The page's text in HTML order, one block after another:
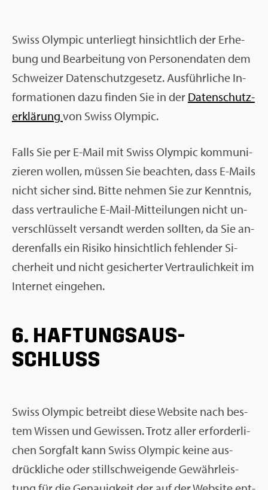
Swiss Olym­pic un­ter­liegt hin­sicht­lich der Er­he­
bung und Be­ar­bei­tung von Per­so­nen­da­ten dem
Schwei­zer Da­ten­schutz­ge­setz. Aus­führ­li­che In­
for­ma­tio­nen dazu fin­den Sie in der Da­ten­schut­z­
er­klä­rung von Swiss Olym­pic.
Falls Sie per E-Mail mit Swiss Olym­pic kom­mu­ni­
zie­ren wol­len, müs­sen Sie be­ach­ten, dass E-Mails
nicht si­cher sind. Bitte neh­men Sie zur Kennt­nis,
dass ver­trau­li­che E-Mail-Mit­tei­lun­gen nicht un­
ver­schlüs­selt ver­sandt wer­den soll­ten, da Sie an­
de­ren­falls ein Ri­si­ko hin­sicht­lich feh­len­der Si­
cher­heit und nicht ge­si­cher­ter Ver­trau­lich­keit im
In­ter­net ein­ge­hen.
6. HAF­TUNGS­AUS­
SCHLUSS
Swiss Olym­pic be­treibt diese Web­site nach bes­
tem Wis­sen und Ge­wis­sen. Trotz aller er­for­der­li­
chen Sorg­falt kann Swiss Olym­pic keine aus­
drück­li­che oder still­schwei­gen­de Ge­währ­leis­